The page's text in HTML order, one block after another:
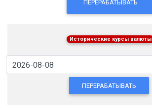
ПЕРЕРАБАТЫВАТЬ
Исторические курсы валюты
ПЕРЕРАБАТЫВАТЬ